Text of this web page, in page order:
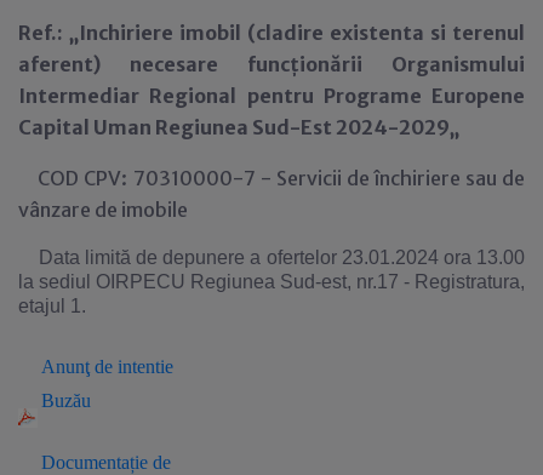
Ref.: „Inchiriere imobil (cladire existenta si terenul
aferent) necesare funcționării Organismului
Intermediar Regional pentru Programe Europene
Capital Uman Regiunea Sud-Est 2024-2029„
COD CPV: 70310000-7 - Servicii de închiriere sau de
vânzare de imobile
Data limită de depunere a ofertelor 23.01.2024 ora 13.00
la sediul OIRPECU Regiunea Sud-est, nr.17 - Registratura,
etajul 1.
Anunţ de intentie
Buzău
Documentație de